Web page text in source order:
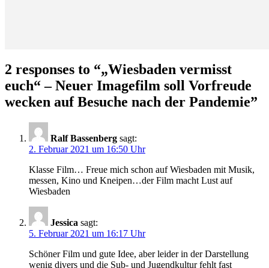
2 responses to “„Wiesbaden vermisst
euch“ – Neuer Imagefilm soll Vorfreude
wecken auf Besuche nach der Pandemie”
Ralf Bassenberg sagt:
2. Februar 2021 um 16:50 Uhr
Klasse Film… Freue mich schon auf Wiesbaden mit Musik,
messen, Kino und Kneipen…der Film macht Lust auf
Wiesbaden
Jessica sagt:
5. Februar 2021 um 16:17 Uhr
Schöner Film und gute Idee, aber leider in der Darstellung
wenig divers und die Sub- und Jugendkultur fehlt fast